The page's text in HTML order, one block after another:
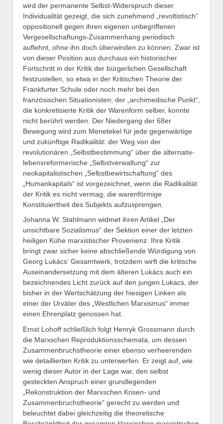
wird der permanente Selbst-Widerspruch dieser
Individualität gezeigt, die sich zunehmend „revoltistisch“
oppositionell gegen ihren eigenen unbegriffenen
Vergesellschaftungs-Zusammenhang periodisch
auflehnt, ohne ihn doch überwinden zu können. Zwar ist
von dieser Position aus durchaus ein historischer
Fortschritt in der Kritik der bürgerlichen Gesellschaft
festzustellen, so etwa in der Kritischen Theorie der
Frankfurter Schule oder noch mehr bei den
französischen Situationisten; der „archimedische Punkt“,
die konkretisierte Kritik der Warenform selber, konnte
nicht berührt werden. Der Niedergang der 68er
Bewegung wird zum Menetekel für jede gegenwärtige
und zukünftige Radikalität: der Weg von der
revolutionären „Selbstbestimmung“ über die alternativ-
lebensreformerische „Selbstverwaltung“ zur
neokapitalistischen „Selbstbewirtschaftung“ des
„Humankapitals“ ist vorgezeichnet, wenn die Radikalität
der Kritik es nicht vermag, die warenförmige
Konstituiertheit des Subjekts aufzusprengen.
Johanna W. Stahlmann widmet ihren Artikel „Der
unsichtbare Sozialismus“ der Sektion einer der letzten
heiligen Kühe marxistischer Provenienz. Ihre Kritik
bringt zwar sicher keine abschließende Würdigung von
Georg Lukács‘ Gesamtwerk, trotzdem wirft die kritische
Auseinandersetzung mit dem älteren Lukács auch ein
bezeichnendes Licht zurück auf den jungen Lukacs, der
bisher in der Wertschätzung der hiesigen Linken als
einer der Urväter des „Westlichen Marxismus“ immer
einen Ehrenplatz genossen hat.
Ernst Lohoff schließlich folgt Henryk Grossmann durch
die Marxschen Reproduktionsschemata, um dessen
Zusammenbruchstheorie einer ebenso verheerenden
wie detaillierten Kritik zu unterwerfen. Er zeigt auf, wie
wenig dieser Autor in der Lage war, den selbst
gesteckten Anspruch einer grundlegenden
„Rekonstruktion der Marxschen Krisen- und
Zusammenbruchstheorie“ gerecht zu werden und
beleuchtet dabei gleichzeitig die theoretische